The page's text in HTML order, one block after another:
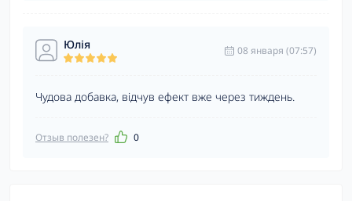
Юлія 08 января (07:57)
Чудова добавка, відчув ефект вже через тиждень.
Отзыв полезен? 0